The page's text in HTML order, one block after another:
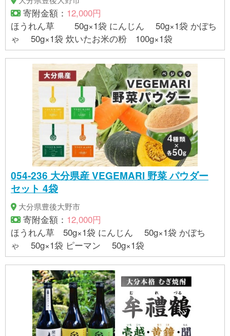
寄附金額： 12,000円
ほうれん草 50g×1袋 にんじん 50g×1袋 かぼち
ゃ 50g×1袋 炊いたお米の粉 100g×1袋
054-236 大分県産 VEGEMARI 野菜 パウダー
セット 4袋
大分県豊後大野市
寄附金額： 12,000円
ほうれん草 50g×1袋 にんじん 50g×1袋 かぼち
ゃ 50g×1袋 ピーマン 50g×1袋